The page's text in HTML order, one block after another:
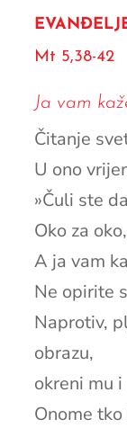
Mt 5,38-42
Ja vam
Čitanje
U ono
»Čuli ste
Oko za
A ja vam
Ne opirite
Naprotiv,
obrazu,
okreni mu
Onome